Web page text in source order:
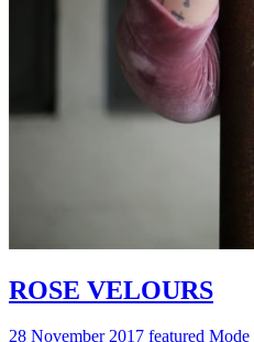
ROSE VELOURS
28 November 2017 featured Mode